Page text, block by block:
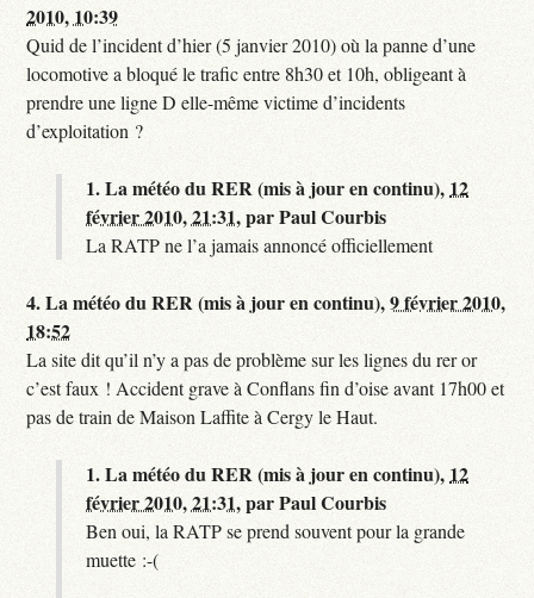
2010, 10:39
Quid de l’incident d’hier (5 janvier 2010) où la panne d’une
locomotive a bloqué le trafic entre 8h30 et 10h, obligeant à
prendre une ligne D elle-même victime d’incidents
d’exploitation ?
1.La météo du RER (mis à jour en continu), 12
février 2010, 21:31,parPaul Courbis
La RATP ne l’a jamais annoncé officiellement
4.La météo du RER (mis à jour en continu),9 février 2010,
18:52
La site dit qu’il n’y a pas de problème sur les lignes du rer or
c’est faux ! Accident grave à Conflans fin d’oise avant 17h00 et
pas de train de Maison Laffite à Cergy le Haut.
1.La météo du RER (mis à jour en continu), 12
février 2010, 21:31,parPaul Courbis
Ben oui, la RATP se prend souvent pour la grande
muette :-(